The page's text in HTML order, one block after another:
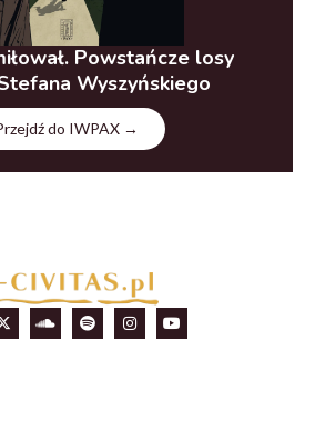
Powstańcze losy
Wyszyńskiego
do IWPAX →